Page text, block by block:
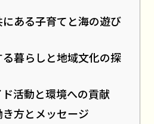
ある子育てと海の遊び
暮らしと地域文化の探
活動と環境への貢献
方とメッセージ